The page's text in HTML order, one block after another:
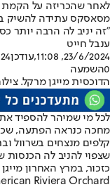
לאחר שהכריזה על הקמת
מסאסקס עתידה להשיק
"זה יניב לה הרבה יותר
ענבל חייט
23/6/2024, 11:08
,עודכן
0השמעה
הדוכסית מייגן מרקל.
לכל מי שמיהר להספיד
מחכה כנראה הפתעה,
קלפים מנצחים בשרוול
שצפוי להניב לה הכנסות
כזכור, במרץ האחרון